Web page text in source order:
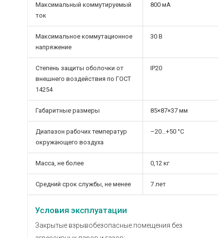
Максимальный коммутируемый
ток
800 мА
Максимальное коммутационное
напряжение
30 В
Степень защиты оболочки от
внешнего воздействия по ГОСТ
14254
IP20
Габаритные размеры 85×87×37 мм
Диапазон рабочих температур
окружающего воздуха
–20…+50 °С
Масса, не более 0,12 кг
Средний срок службы, не менее 7 лет
Условия эксплуатации
Закрытые взрывобезопасные помещения без